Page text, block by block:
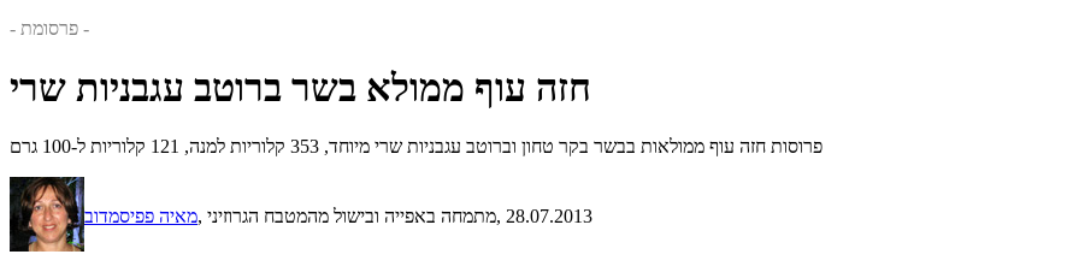
- פרסומת -
חזה עוף ממולא בשר ברוטב עגבניות שרי
פרוסות חזה עוף ממולאות בבשר בקר טחון וברוטב עגבניות שרי מיוחד, 353 קלוריות למנה, 121 קלוריות ל-100 גרם
מאיה פפיסמדוב , מתמחה באפייה ובישול מהמטבח הגרוזיני, 28.07.2013